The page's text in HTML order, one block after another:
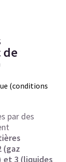
de
(conditions
par des
(gaz
et 3 (liquides